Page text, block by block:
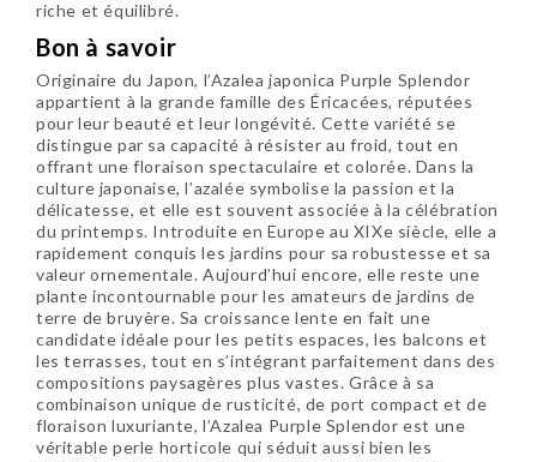
riche et équilibré.
Bon à savoir
Originaire du Japon, l’Azalea japonica Purple Splendor
appartient à la grande famille des Éricacées, réputées
pour leur beauté et leur longévité. Cette variété se
distingue par sa capacité à résister au froid, tout en
offrant une floraison spectaculaire et colorée. Dans la
culture japonaise, l’azalée symbolise la passion et la
délicatesse, et elle est souvent associée à la célébration
du printemps. Introduite en Europe au XIXe siècle, elle a
rapidement conquis les jardins pour sa robustesse et sa
valeur ornementale. Aujourd’hui encore, elle reste une
plante incontournable pour les amateurs de jardins de
terre de bruyère. Sa croissance lente en fait une
candidate idéale pour les petits espaces, les balcons et
les terrasses, tout en s’intégrant parfaitement dans des
compositions paysagères plus vastes. Grâce à sa
combinaison unique de rusticité, de port compact et de
floraison luxuriante, l’Azalea Purple Splendor est une
véritable perle horticole qui séduit aussi bien les